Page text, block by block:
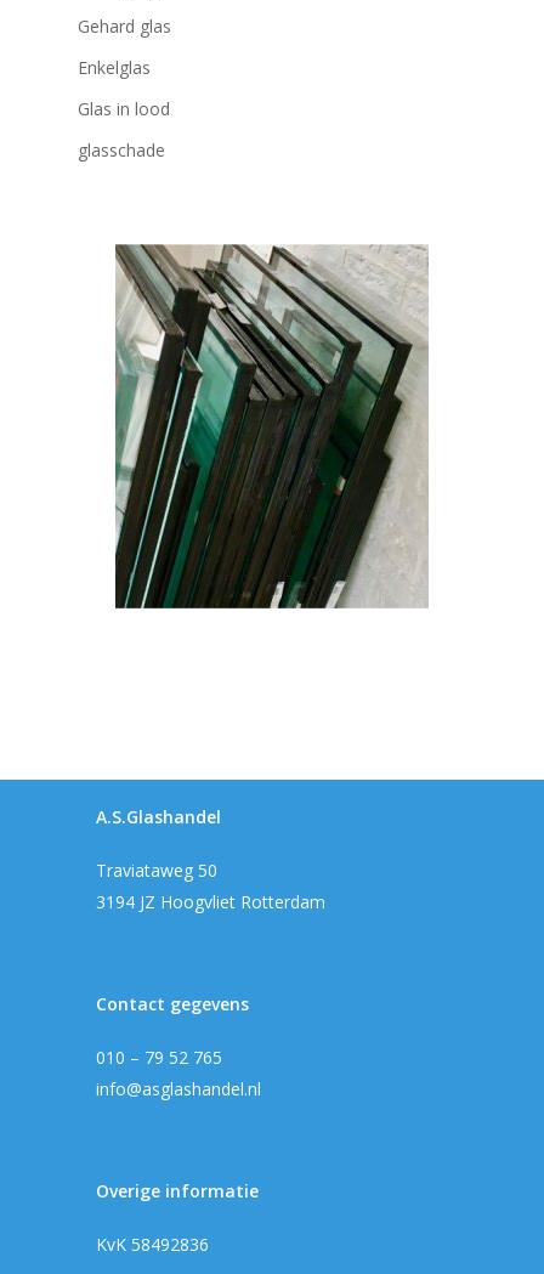
Gehard glas
Enkelglas
Glas in lood
glasschade
A.S.Glashandel
Traviataweg 50
3194 JZ Hoogvliet Rotterdam
Contact gegevens
010 – 79 52 765
info@asglashandel.nl
Overige informatie
KvK 58492836